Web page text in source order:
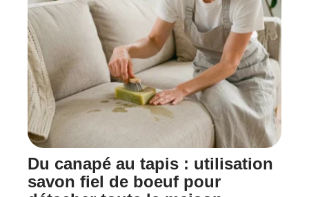
Du canapé au tapis : utilisation
savon fiel de boeuf pour